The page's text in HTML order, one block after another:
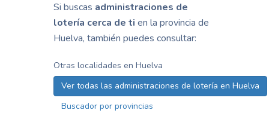
Si buscas administraciones de
lotería cerca de ti en la provincia de
Huelva, también puedes consultar:
Otras localidades en Huelva
Ver todas las administraciones de lotería en Huelva
Buscador por provincias